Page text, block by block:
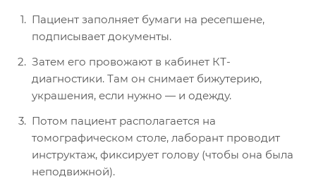
Пациент заполняет бумаги на ресепшене,
подписывает документы.
Затем его провожают в кабинет КТ-
диагностики. Там он снимает бижутерию,
украшения, если нужно — и одежду.
Потом пациент располагается на
томографическом столе, лаборант проводит
инструктаж, фиксирует голову (чтобы она была
неподвижной).